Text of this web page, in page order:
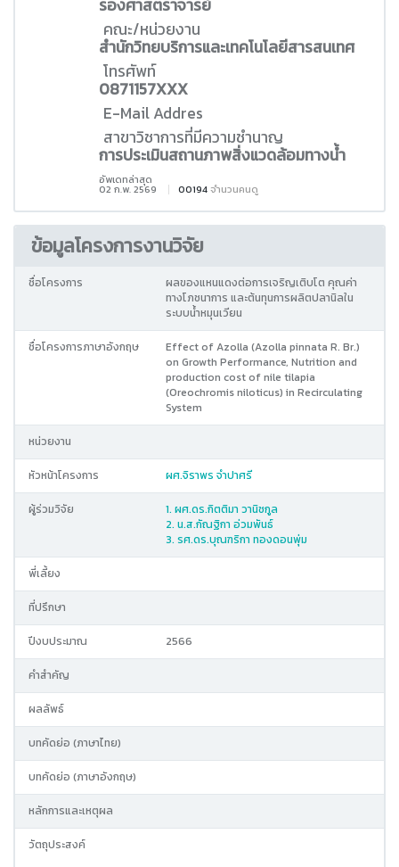
รองศาสตราจารย์
คณะ/หน่วยงาน
สำนักวิทยบริการและเทคโนโลยีสารสนเทศ
โทรศัพท์
0871157XXX
E-Mail Addres
สาขาวิชาการที่มีความชำนาญ
การประเมินสถานภาพสิ่งแวดล้อมทางน้ำ
อัพเดทล่าสุด
02 ก.พ. 2569 00194จำนวนคนดู
ข้อมูลโครงการงานวิจัย
ชื่อโครงการ
ผลของแหนแดงต่อการเจริญเติบโต คุณค่า
ทางโภชนาการ และต้นทุนการผลิตปลานิลใน
ระบบน้ำหมุนเวียน
ชื่อโครงการภาษาอังกฤษ
Effect of Azolla (Azolla pinnata R. Br.)
on Growth Performance, Nutrition and
production cost of nile tilapia
(Oreochromis niloticus) in Recirculating
System
หน่วยงาน
หัวหน้าโครงการ ผศ.จิราพร จำปาศรี
ผู้ร่วมวิจัย
1. ผศ.ดร.กิตติมา วานิชกูล
2. น.ส.กัณฐิกา อ่วมพันธ์
3. รศ.ดร.บุณฑริกา ทองดอนพุ่ม
พี่เลี้ยง
ที่ปรึกษา
ปีงบประมาณ 2566
คำสำคัญ
ผลลัพธ์
บทคัดย่อ (ภาษาไทย)
บทคัดย่อ (ภาษาอังกฤษ)
หลักการและเหตุผล
วัตถุประสงค์